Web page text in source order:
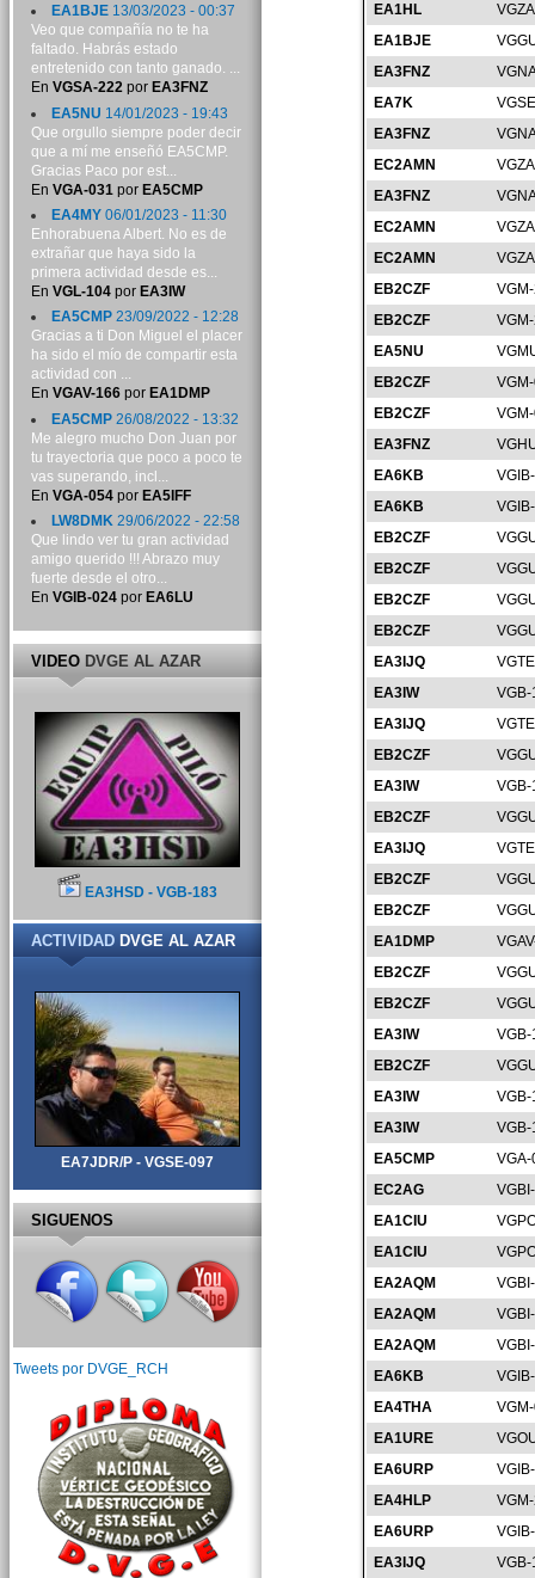
EA1HL
EA1BJE
EA3FNZ
EA7K
EA3FNZ
EC2AMN
EA3FNZ
EC2AMN
EC2AMN
EB2CZF
EB2CZF
EA5NU
EB2CZF
EB2CZF
EA3FNZ
EA6KB
EA6KB
EB2CZF
EB2CZF
EB2CZF
EB2CZF
EA3IJQ
EA3IW
EA3IJQ
EB2CZF
EA3IW
EB2CZF
EA3IJQ
EB2CZF
EB2CZF
EA1DMP
EB2CZF
EB2CZF
EA3IW
EB2CZF
EA3IW
EA3IW
EA5CMP
EC2AG
EA1CIU
EA1CIU
EA2AQM
EA2AQM
EA2AQM
EA6KB
EA4THA
EA1URE
EA6URP
EA4HLP
EA6URP
EA3IJQ
EA1BJE13/03/2023 - 00:37
Veo que compañía no te ha
faltado. Habrás estado
entretenido con tanto ganado. ...
En VGSA-222por EA3FNZ
EA5NU 14/01/2023 - 19:43
Que orgullo siempre poder decir
que a mí me enseñó EA5CMP.
Gracias Paco por est...
En VGA-031 por EA5CMP
EA4MY06/01/2023 - 11:30
Enhorabuena Albert. No es de
extrañar que haya sido la
primera actividad desde es...
En VGL-104por EA3IW
EA5CMP23/09/2022 - 12:28
Gracias a ti Don Miguel el placer
ha sido el mío de compartir esta
actividad con ...
En VGAV-166por EA1DMP
EA5CMP26/08/2022 - 13:32
Me alegro mucho Don Juan por
tu trayectoria que poco a poco te
vas superando, incl...
En VGA-054por EA5IFF
LW8DMK29/06/2022 - 22:58
Que lindo ver tu gran actividad
amigo querido !!! Abrazo muy
fuerte desde el otro...
En VGIB-024por EA6LU
VIDEODVGE AL AZAR
EA3HSD - VGB-183
ACTIVIDADDVGE AL AZAR
EA7JDR/P - VGSE-097
SIGUENOS
Tweets por DVGE_RCH